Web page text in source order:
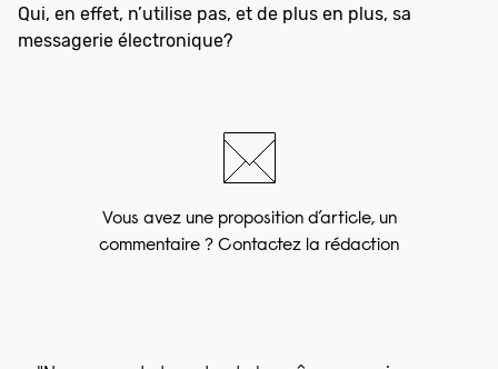
Vous avez une proposition d’article, un
commentaire ? Contactez la rédaction
Qui, en effet, n’utilise pas, et de plus en plus, sa
messagerie électronique?